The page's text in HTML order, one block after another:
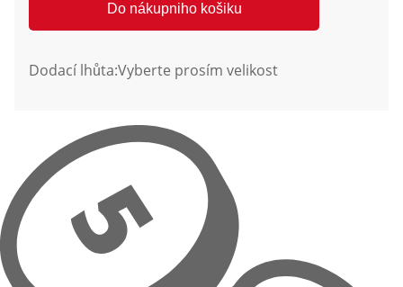
Do nákupniho košiku
Dodací lhůta:Vyberte prosím velikost